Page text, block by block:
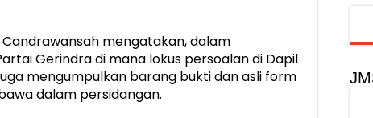
mengatakan, dalam
Gerindra di mana lokus persoalan di Dapil
mengumpulkan barang bukti dan asli form
dalam persidangan.